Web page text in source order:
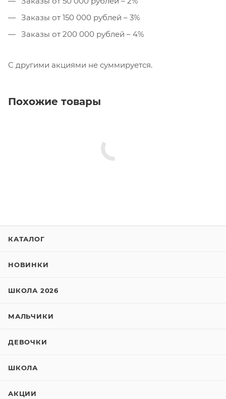
Заказы от 150 000 рублей – 3%
Заказы от 200 000 рублей – 4%
С другими акциями не суммируется.
Похожие товары
КАТАЛОГ
НОВИНКИ
ШКОЛА 2026
МАЛЬЧИКИ
ДЕВОЧКИ
ШКОЛА
АКЦИИ